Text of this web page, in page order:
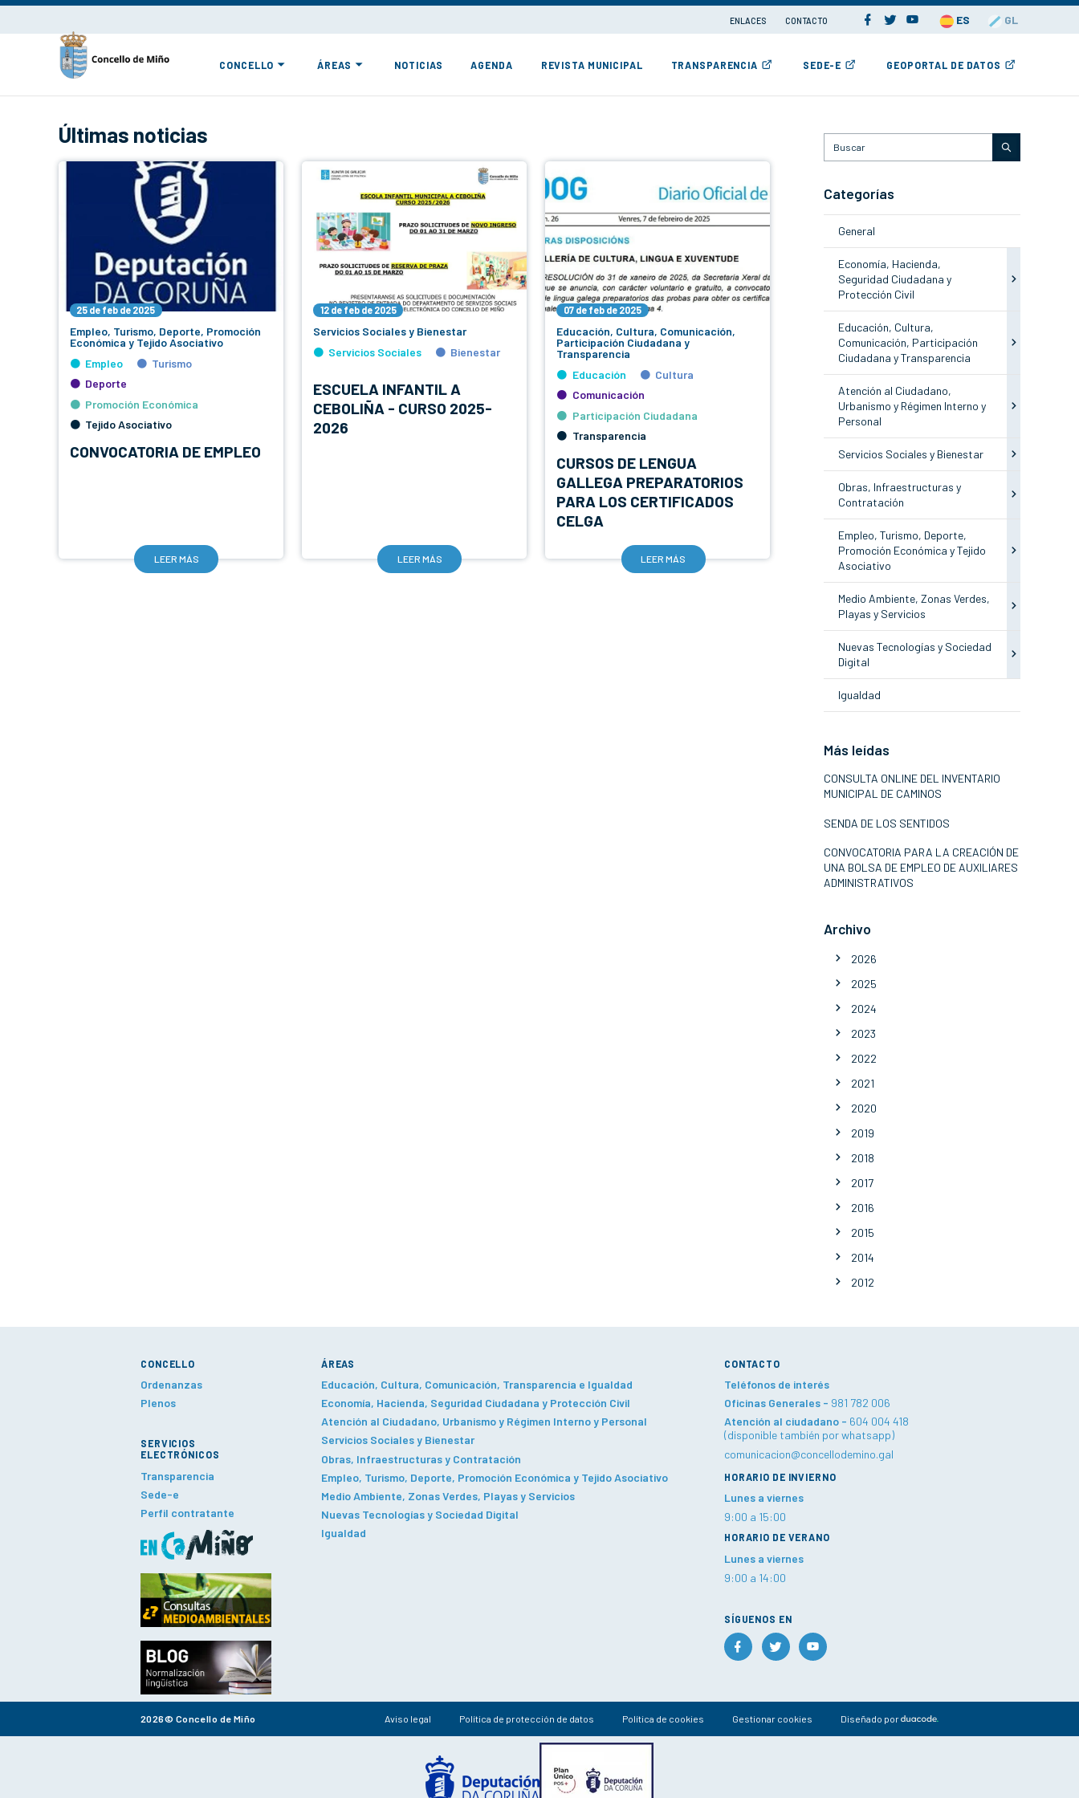
ENLACES CONTACTO ES GL
CONCELLO ÁREAS NOTICIAS AGENDA REVISTA MUNICIPAL TRANSPARENCIA SEDE-E GEOPORTAL DE DATOS
Últimas noticias
25 de feb de 2025
Empleo, Turismo, Deporte, Promoción
Económica y Tejido Asociativo
Empleo
Turismo
Deporte
Promoción Económica
Tejido Asociativo
CONVOCATORIA DE EMPLEO
LEER MÁS
12 de feb de 2025
Servicios Sociales y Bienestar
Servicios Sociales
Bienestar
ESCUELA INFANTIL A
CEBOLIÑA - CURSO 2025-
2026
LEER MÁS
07 de feb de 2025
Educación, Cultura, Comunicación,
Participación Ciudadana y
Transparencia
Educación
Cultura
Comunicación
Participación Ciudadana
Transparencia
CURSOS DE LENGUA
GALLEGA PREPARATORIOS
PARA LOS CERTIFICADOS
CELGA
LEER MÁS
Categorías
General
Economía, Hacienda,
Seguridad Ciudadana y
Protección Civil
Educación, Cultura,
Comunicación, Participación
Ciudadana y Transparencia
Atención al Ciudadano,
Urbanismo y Régimen Interno y
Personal
Servicios Sociales y Bienestar
Obras, Infraestructuras y
Contratación
Empleo, Turismo, Deporte,
Promoción Económica y Tejido
Asociativo
Medio Ambiente, Zonas Verdes,
Playas y Servicios
Nuevas Tecnologías y Sociedad
Digital
Igualdad
Más leídas
CONSULTA ONLINE DEL INVENTARIO
MUNICIPAL DE CAMINOS
SENDA DE LOS SENTIDOS
CONVOCATORIA PARA LA CREACIÓN DE
UNA BOLSA DE EMPLEO DE AUXILIARES
ADMINISTRATIVOS
Archivo
2026
2025
2024
2023
2022
2021
2020
2019
2018
2017
2016
2015
2014
2012
CONCELLO
Ordenanzas
Plenos
SERVICIOS
ELECTRÓNICOS
Transparencia
Sede-e
Perfil contratante
ÁREAS
Educación, Cultura, Comunicación, Transparencia e Igualdad
Economía, Hacienda, Seguridad Ciudadana y Protección Civil
Atención al Ciudadano, Urbanismo y Régimen Interno y Personal
Servicios Sociales y Bienestar
Obras, Infraestructuras y Contratación
Empleo, Turismo, Deporte, Promoción Económica y Tejido Asociativo
Medio Ambiente, Zonas Verdes, Playas y Servicios
Nuevas Tecnologías y Sociedad Digital
Igualdad
CONTACTO
Teléfonos de interés
Oficinas Generales - 981 782 006
Atención al ciudadano - 604 004 418
(disponible también por whatsapp)
comunicacion@concellodemino.gal
HORARIO DE INVIERNO
Lunes a viernes
9:00 a 15:00
HORARIO DE VERANO
Lunes a viernes
9:00 a 14:00
SÍGUENOS EN
2026© Concello de Miño Aviso legal Política de protección de datos Política de cookies Gestionar cookies Diseñado por